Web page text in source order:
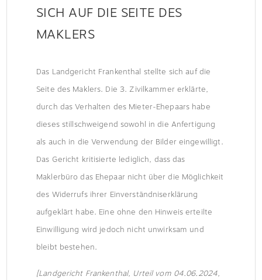
SICH AUF DIE SEITE DES
MAKLERS
Das Landgericht Frankenthal stellte sich auf die
Seite des Maklers. Die 3. Zivilkammer erklärte,
durch das Verhalten des Mieter-Ehepaars habe
dieses stillschweigend sowohl in die Anfertigung
als auch in die Verwendung der Bilder eingewilligt.
Das Gericht kritisierte lediglich, dass das
Maklerbüro das Ehepaar nicht über die Möglichkeit
des Widerrufs ihrer Einverständniserklärung
aufgeklärt habe. Eine ohne den Hinweis erteilte
Einwilligung wird jedoch nicht unwirksam und
bleibt bestehen.
[Landgericht Frankenthal, Urteil vom 04.06.2024,